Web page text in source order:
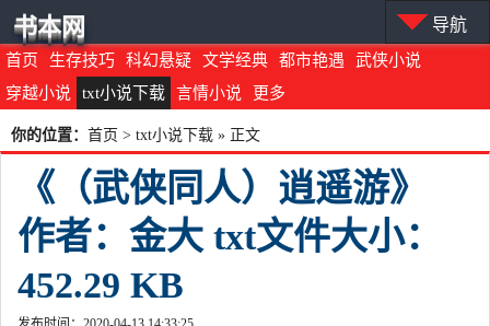
首页 生存技巧 科幻悬疑 文学经典 都市艳遇
武侠小说
穿越小说
txt小说下载 言情小说 更多
书本网 导航
你的位置： 首页 > txt小说下载 » 正文
《（武侠同人）逍遥游》
作者：金大 txt文件大小：
452.29 KB